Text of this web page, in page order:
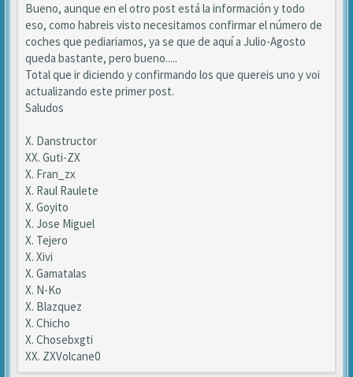
Bueno, aunque en el otro post está la información y todo
eso, como habreis visto necesitamos confirmar el número de
coches que pediariamos, ya se que de aquí a Julio-Agosto
queda bastante, pero bueno.....
Total que ir diciendo y confirmando los que quereis uno y voi
actualizando este primer post.
Saludos
X. Danstructor
XX. Guti-ZX
X. Fran_zx
X. Raul Raulete
X. Goyito
X. Jose Miguel
X. Tejero
X. Xivi
X. Gamatalas
X. N-Ko
X. Blazquez
X. Chicho
X. Chosebxgti
XX. ZXVolcane0